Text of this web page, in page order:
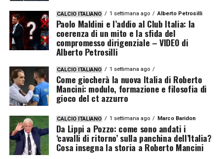
CALCIO ITALIANO 1 settimana ago Alberto Petrosilli
Paolo Maldini e l’addio al Club Italia: la
coerenza di un mito e la sfida del
compromesso dirigenziale – VIDEO di
Alberto Petrosilli
CALCIO ITALIANO 1 settimana ago
Come giocherà la nuova Italia di Roberto
Mancini: modulo, formazione e filosofia di
gioco del ct azzurro
CALCIO ITALIANO 1 settimana ago Marco Baridon
Da Lippi a Pozzo: come sono andati i
‘cavalli di ritorno’ sulla panchina dell’Italia?
Cosa insegna la storia a Roberto Mancini